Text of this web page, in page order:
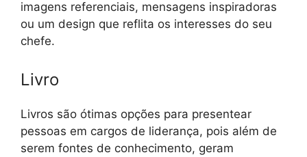
imagens referenciais, mensagens inspiradoras
ou um design que reflita os interesses do seu
chefe.
Livro
Livros são ótimas opções para presentear
pessoas em cargos de liderança, pois além de
serem fontes de conhecimento, geram